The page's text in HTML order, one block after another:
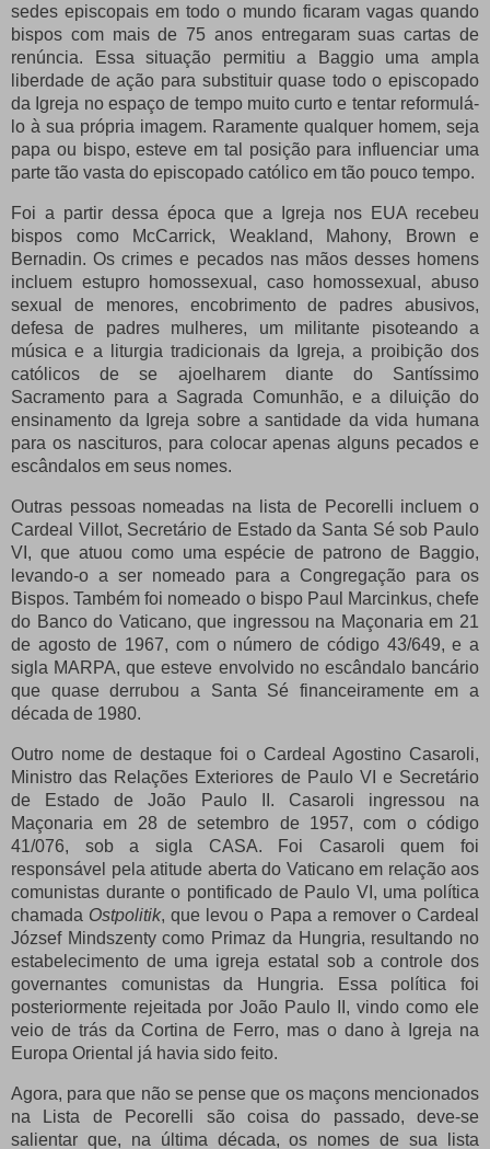
sedes episcopais em todo o mundo ficaram vagas quando
bispos com mais de 75 anos entregaram suas cartas de
renúncia.
Essa situação permitiu a Baggio uma ampla
liberdade de ação para substituir quase todo o episcopado
da Igreja no espaço de tempo muito curto e tentar reformulá-
lo à sua própria imagem. Raramente qualquer homem, seja
papa ou bispo, esteve em tal posição para influenciar uma
parte tão vasta do episcopado católico em tão pouco tempo.
Foi a partir dessa época que a Igreja nos EUA recebeu
bispos como McCarrick, Weakland, Mahony, Brown e
Bernadin.Os crimes e pecados nas mãos desses homens
incluem estupro homossexual, caso homossexual, abuso
sexual de menores, encobrimento de padres abusivos,
defesa de padres mulheres, um militante pisoteando a
música e a liturgia tradicionais da Igreja, a proibição dos
católicos de se ajoelharem diante do Santíssimo
Sacramento para a Sagrada Comunhão, e a diluição do
ensinamento da Igreja sobre a santidade da vida humana
para os nascituros, para colocar apenas alguns pecados e
escândalos em seus nomes.
Outras pessoas nomeadas na lista de Pecorelli incluem o
Cardeal Villot, Secretário de Estado da Santa Sé sob Paulo
VI, que atuou como uma espécie de patrono de Baggio,
levando-o a ser nomeado para a Congregação para os
Bispos.Também foi nomeado o bispo Paul Marcinkus, chefe
do Banco do Vaticano, que ingressou na Maçonaria em 21
de agosto de 1967, com o número de código 43/649, e a
sigla MARPA, que esteve envolvido no escândalo bancário
que quase derrubou a Santa Sé financeiramente em a
década de 1980.
Outro nome de destaque foi o Cardeal Agostino Casaroli,
Ministro das Relações Exteriores de Paulo VI e Secretário
de Estado de João Paulo II. Casaroli ingressou na
Maçonaria em 28 de setembro de 1957, com o código
41/076, sob a sigla CASA.
Foi Casaroli quem foi
responsável pela atitude aberta do Vaticano em relação aos
comunistas durante o pontificado de Paulo VI, uma política
chamada Ostpolitik, que levou o Papa a remover o Cardeal
József Mindszenty como Primaz da Hungria, resultando no
estabelecimento de uma igreja estatal sob a controle dos
governantes comunistas da Hungria.
Essa política foi
posteriormente rejeitada por João Paulo II, vindo como ele
veio de trás da Cortina de Ferro, mas o dano à Igreja na
Europa Oriental já havia sido feito.
Agora, para que não se pense que os maçons mencionados
na Lista de Pecorelli são coisa do passado, deve-se
salientar que, na última década, os nomes de sua lista